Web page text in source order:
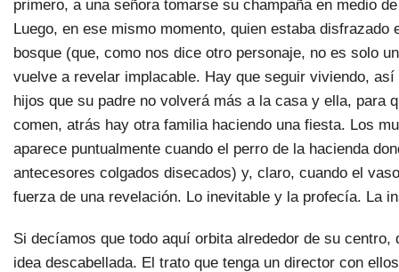
primero, a una señora tomarse su champaña en medio
Luego, en ese mismo momento, quien estaba
bosque (que, como nos dice otro personaje, no es solo
vuelve a revelar implacable. Hay que seguir viviendo,
hijos que su padre no volverá más a la casa y ella, para
comen, atrás hay otra familia haciendo una fiesta. Los
aparece puntualmente cuando el perro de la hacienda
antecesores colgados disecados) y, claro, cuando el
fuerza de una revelación. Lo inevitable y la profecía. La
Si decíamos que todo aquí orbita alrededor de su
idea descabellada. El trato que tenga un director con